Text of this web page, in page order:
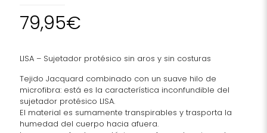
79,95€
LISA – Sujetador protésico sin aros y sin costuras
Tejido Jacquard combinado con un suave hilo de
microfibra: está es la característica inconfundible del
sujetador protésico LISA.
El material es sumamente transpirables y trasporta la
humedad del cuerpo hacia afuera.